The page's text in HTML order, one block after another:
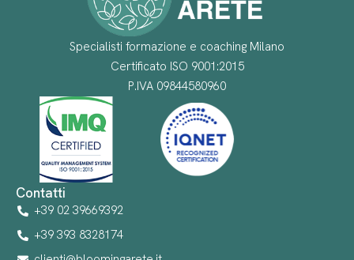
Specialisti formazione e coaching Milano
Certificato ISO 9001:2015
P.IVA 09844580960
Contatti
+39 02 39669392
+39 393 8328174